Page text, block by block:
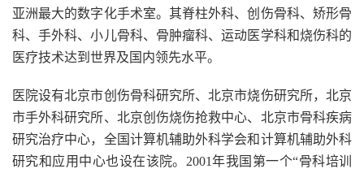
亚洲最大的数字化手术室。其脊柱外科、创伤骨科、矫形骨
科、手外科、小儿骨科、骨肿瘤科、运动医学科和烧伤科的
医疗技术达到世界及国内领先水平。
医院设有北京市创伤骨科研究所、北京市烧伤研究所，北京
市手外科研究所、北京创伤烧伤抢救中心、北京市骨科疾病
研究治疗中心，全国计算机辅助外科学会和计算机辅助外科
研究和应用中心也设在该院。2001年我国第一个“骨科培训